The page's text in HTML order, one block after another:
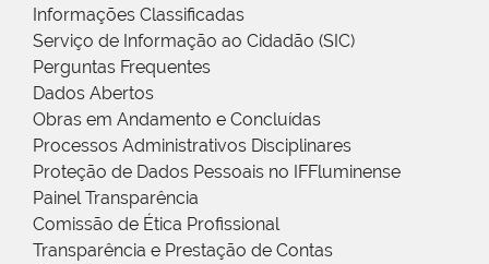
Informações Classificadas
Serviço de Informação ao Cidadão (SIC)
Perguntas Frequentes
Dados Abertos
Obras em Andamento e Concluídas
Processos Administrativos Disciplinares
Proteção de Dados Pessoais no IFFluminense
Painel Transparência
Comissão de Ética Profissional
Transparência e Prestação de Contas